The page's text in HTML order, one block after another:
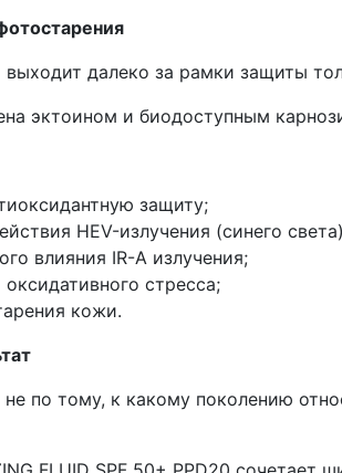
далеко за рамки защиты
эктоином и биодоступным
защиту;
HEV-излучения (синего
влияния IR-A излучения;
стресса;
кожи.
по тому, к какому поколению